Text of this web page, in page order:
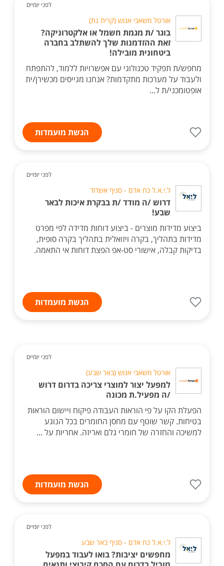
לפני יומיים
אורטל משאבי אנוש (קרית גת)
בוגר /ת מגמת חשמל או אלקטרוניקה?
זאת ההזדמנות שלך להשתלב בחברה
ביטחונית מובילה!
מחפש/ת תפקיד טכנולוגי עם אפשרויות ללמוד, להתפתח
ולעבוד על מערכות מתקדמות? אנחנו מגייסים מכשירן/ית
אופטומכני/ת ל...
הגשת מועמדות
לפני יומיים
ל.י.א.ל כח אדם - סניף אשדוד
דרוש /ה מודד /ת בבקרת איכות לבאר
שבע!
ביצוע מדידות מוצרים - ביצוע דוחות מדידה לפי מפרט
מדידות בתהליך, בקרה ויזואלית בתהליך בקרה סופית,
בדיקות קבלה, אישורי סט-אפ הפצת דוחות אי התאמה.
הגשת מועמדות
לפני יומיים
אורטל משאבי אנוש (באר שבע)
למפעל יצור למוצרי צריכה בדרום דרוש
/ה מפעיל.ת מכונה
הפעלת הקו על פי הוראות העבודה פיקוח ויישום הוראות
בטיחות. קשר שוטף עם מחסן החומרים בכל הנוגע
למשיכה והחזרה של חומרי גלם ואריזה. אחריות על ...
הגשת מועמדות
לפני יומיים
ל.י.א.ל כח אדם - סניף באר שבע
מחפשים יציבות? בואו לעבוד במפעל